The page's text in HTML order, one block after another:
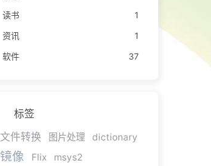
读书
1
资讯
1
软件
37
标签
文件转换
图片处理 dictionary
镜像 Flix msys2